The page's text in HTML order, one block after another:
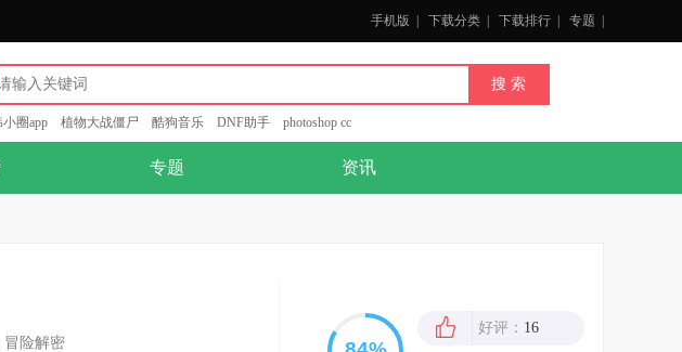
手机版 下载分类 下载排行 专题
小圈app 植物大战僵尸 酷狗音乐 DNF助手 photoshop cc
专题 资讯
冒险解密
好评： 16